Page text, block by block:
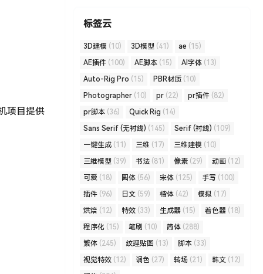
项目提供
标签云
3D建模 (10) 3D模型 (41) ae (15)
AE插件 (100) AE脚本 (15) AI字体 (13)
Auto-Rig Pro (15) PBR材质 (10)
Photographer (10) pr (22) pr插件 (82)
pr脚本 (36) Quick Rig (14)
Sans Serif (无衬线) (145) Serif (衬线) (109)
一键生成 (11) 三维 (17) 三维建模 (10)
三维模型 (39) 书法 (81) 像素 (29) 动画 (12)
可爱 (18) 圆体 (56) 宋体 (125) 手写 (100)
插件 (96) 日文 (59) 楷体 (42) 模拟 (17)
烘焙 (12) 特效 (33) 生成器 (15) 着色器 (18)
程序化 (15) 笔刷 (10) 简体 (288)
繁体 (245) 纹理贴图 (13) 脚本 (33)
视觉特效 (12) 调色 (27) 转场 (21) 韩文 (12)